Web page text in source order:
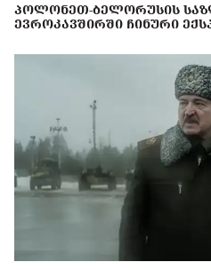
ᲞᲝᲚᲝᲜᲔᲗ-ᲑᲔᲚᲝᲠᲣᲡᲘᲡ
ᲔᲕᲠᲝᲙᲐᲕᲨᲘᲠᲨᲘ ᲩᲘᲜᲣᲠᲘ